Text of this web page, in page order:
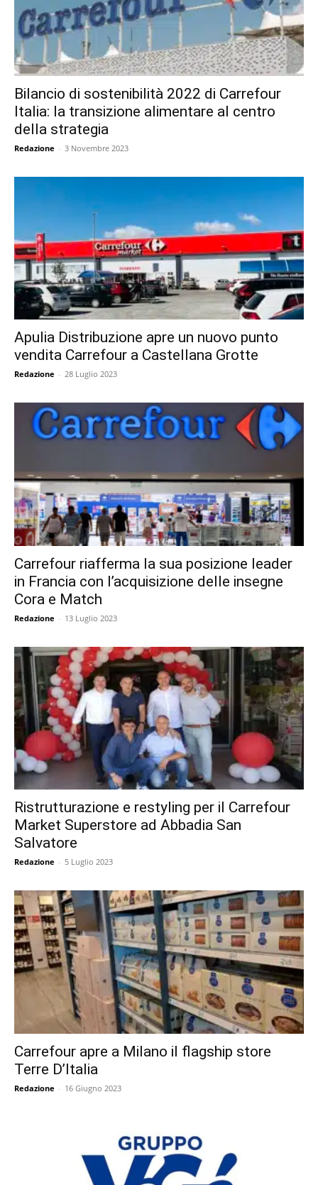
Bilancio di sostenibilità 2022 di Carrefour
Italia: la transizione alimentare al centro
della strategia
Redazione - 3 Novembre 2023
Apulia Distribuzione apre un nuovo punto
vendita Carrefour a Castellana Grotte
Redazione - 28 Luglio 2023
Carrefour riafferma la sua posizione leader
in Francia con l’acquisizione delle insegne
Cora e Match
Redazione - 13 Luglio 2023
Ristrutturazione e restyling per il Carrefour
Market Superstore ad Abbadia San
Salvatore
Redazione - 5 Luglio 2023
Carrefour apre a Milano il flagship store
Terre D’Italia
Redazione - 16 Giugno 2023